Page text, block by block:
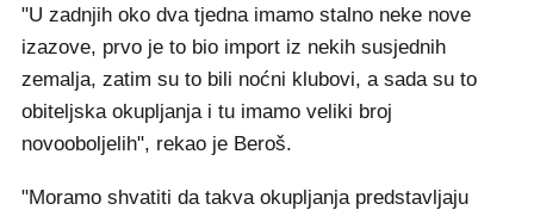
"U zadnjih oko dva tjedna imamo stalno neke nove
izazove, prvo je to bio import iz nekih susjednih
zemalja, zatim su to bili noćni klubovi, a sada su to
obiteljska okupljanja i tu imamo veliki broj
novooboljelih", rekao je Beroš.
"Moramo shvatiti da takva okupljanja predstavljaju